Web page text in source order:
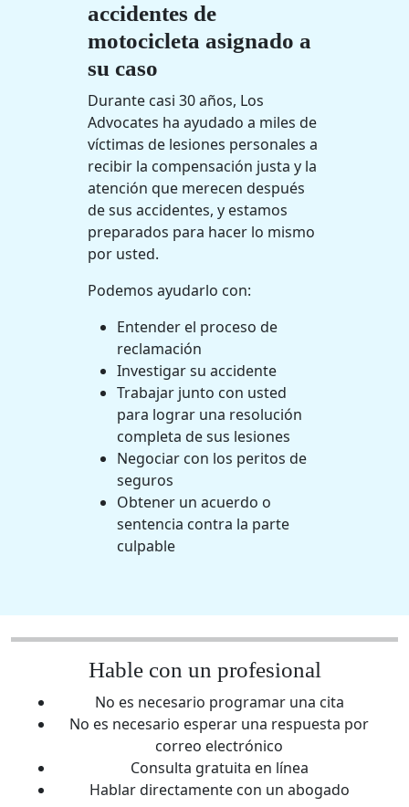
accidentes de
motocicleta asignado a
su caso
Durante casi 30 años, Los
Advocates ha ayudado a miles de
víctimas de lesiones personales a
recibir la compensación justa y la
atención que merecen después
de sus accidentes, y estamos
preparados para hacer lo mismo
por usted.
Podemos ayudarlo con:
Entender el proceso de
reclamación
Investigar su accidente
Trabajar junto con usted
para lograr una resolución
completa de sus lesiones
Negociar con los peritos de
seguros
Obtener un acuerdo o
sentencia contra la parte
culpable
Hable con un profesional
No es necesario programar una cita
No es necesario esperar una respuesta por
correo electrónico
Consulta gratuita en línea
Hablar directamente con un abogado